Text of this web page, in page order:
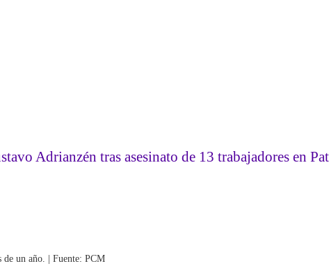
Adrianzén tras asesinato de 13 trabajadores en
de un año. | Fuente: PCM